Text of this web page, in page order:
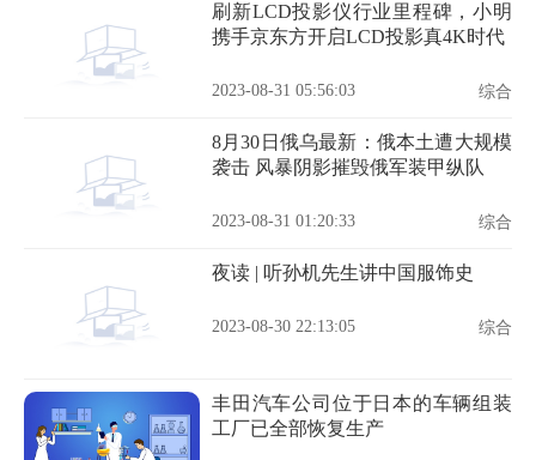
刷新LCD投影仪行业里程碑，小明
携手京东方开启LCD投影真4K时代
2023-08-31 05:56:03 综合
8月30日俄乌最新：俄本土遭大规模
袭击 风暴阴影摧毁俄军装甲纵队
2023-08-31 01:20:33 综合
夜读 | 听孙机先生讲中国服饰史
2023-08-30 22:13:05 综合
丰田汽车公司位于日本的车辆组装
工厂已全部恢复生产